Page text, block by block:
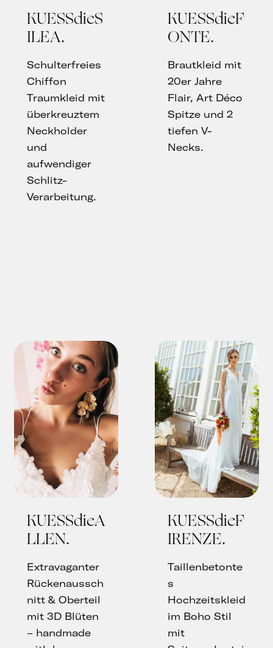
KUESSdieS
ILEA
Schulterfreies
Chiffon
Traumkleid mit
überkreuztem
Neckholder
und
aufwendiger
Schlitz-
Verarbeitung.
KUESSdieF
ONTE
Brautkleid mit
20er Jahre
Flair, Art Déco
Spitze und 2
tiefen V-
Necks.
KUESSdieA
LLEN
Extravaganter
Rückenaussch
nitt & Oberteil
mit 3D Blüten
– handmade
KUESSdieF
IRENZE
Taillenbetonte
s
Hochzeitskleid
im Boho Stil
mit